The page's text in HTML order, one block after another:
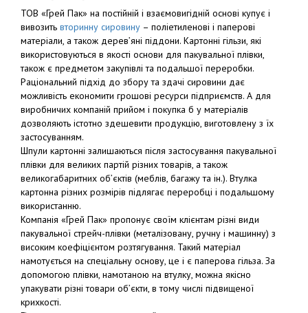
ТОВ «Грей Пак» на постійній і взаємовигідній основі купує і
вивозить вторинну сировину – поліетиленові і паперові
матеріали, а також дерев’яні піддони. Картонні гільзи, які
використовуються в якості основи для пакувальної плівки,
також є предметом закупівлі та подальшої переробки.
Раціональний підхід до збору та здачі сировини дає
можливість економити грошові ресурси підприємств. А для
виробничих компаній прийом і покупка б у матеріалів
дозволяють істотно здешевити продукцію, виготовлену з їх
застосуванням.
Шпули картонні залишаються після застосування пакувальної
плівки для великих партій різних товарів, а також
великогабаритних об’єктів (меблів, багажу та ін.). Втулка
картонна різних розмірів підлягає переробці і подальшому
використанню.
Компанія «Грей Пак» пропонує своїм клієнтам різні види
пакувальної стрейч-плівки (металізовану, ручну і машинну) з
високим коефіцієнтом розтягування. Такий матеріал
намотується на спеціальну основу, це і є паперова гільза. За
допомогою плівки, намотаною на втулку, можна якісно
упакувати різні товари об’єкти, в тому числі підвищеної
крихкості.